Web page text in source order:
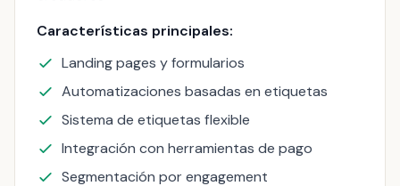
Características principales:
Landing pages y formularios
Automatizaciones basadas en etiquetas
Sistema de etiquetas flexible
Integración con herramientas de pago
Segmentación por engagement